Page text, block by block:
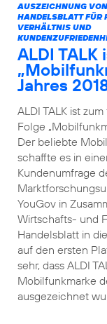
AUSZEICHNUNG
HANDELSBLATT FÜR
VERHÄLTNIS UND
ALDI TALK
Jahres
ALDI TALK ist
Folge
Der beliebte
schaffte es in
Kundenumfrage
YouGov in
Wirtschafts- und
Handelsblatt in
auf den ersten
sehr, dass ALDI
Mobilfunkmarke
ausgezeichnet